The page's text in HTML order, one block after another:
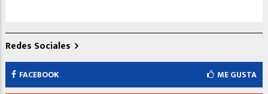
Redes Sociales
FACEBOOK ME GUSTA